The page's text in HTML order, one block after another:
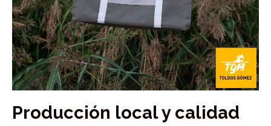
Producción local y calidad